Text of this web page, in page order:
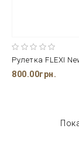
Рулетка FLEXI
800.00грн.